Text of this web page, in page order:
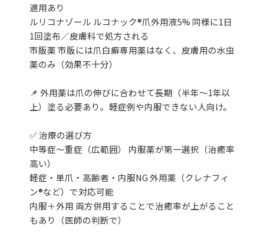
適用あり
ルリコナゾール ルコナック®爪外用液5% 同様に1日
1回塗布／皮膚科で処方される
市販薬 市販には爪白癬専用薬はなく、皮膚用の水虫
薬のみ（効果不十分）
📌 外用薬は爪の伸びに合わせて長期（半年～1年以
上）塗る必要あり。軽症例や内服できない人向け。
✅ 治療の選び方
中等症〜重症（広範囲） 内服薬が第一選択（治癒率
高い）
軽症・単爪・高齢者・内服NG 外用薬（クレナフィ
ン®など）で対応可能
内服＋外用 両方併用することで治癒率が上がること
もあり（医師の判断で）